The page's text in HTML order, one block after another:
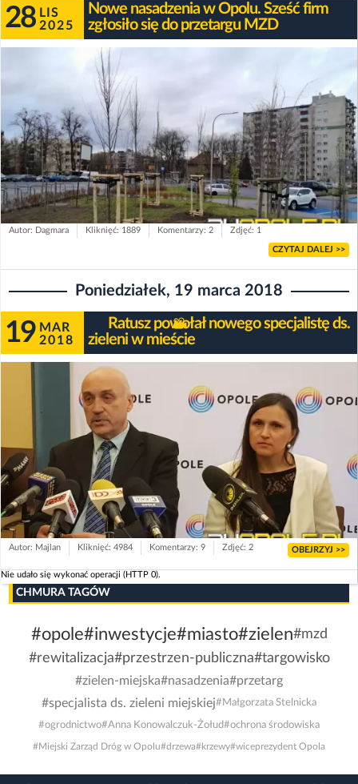
28 LIS
2025
Nowe nasadzenia w Opolu. Sześć firm
zgłosiło się do przetargu MZD
Autor: Dagmara Kliknięć: 1889 Komentarzy: 2 Zdjęć: 1
CZYTAJ DALEJ >>
Poniedziałek, 19 marca 2018
19 MAR
2018
Ratusz powołał nowego specjalistę ds.
zieleni w mieście
Autor: Majlan Kliknięć: 4984 Komentarzy: 9 Zdjęć: 2 OBEJRZYJ >>
Nie udało się wykonać operacji (HTTP 0).
CHMURA TAGÓW
#opole#inwestycje#miasto#zielen#mzd
#rewitalizacja#przestrzen-publiczna#targowisko
#zielen-miejska#nasadzenia#przetarg
#specjalista ds. zieleni miejskiej#Małgorzata Stelnicka
#ogrodnictwo#Anna Konowalczuk-Żołud#ochrona środowiska
#Miejski Zarząd Dróg w Opolu#drzewa#krzewy#wiceprezydent Opola